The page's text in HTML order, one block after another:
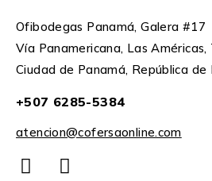
Ofibodegas Panamá, Galera #17
Vía Panamericana, Las Américas,
Ciudad de Panamá, República de
+507 6285-5384
atencion@cofersaonline.com